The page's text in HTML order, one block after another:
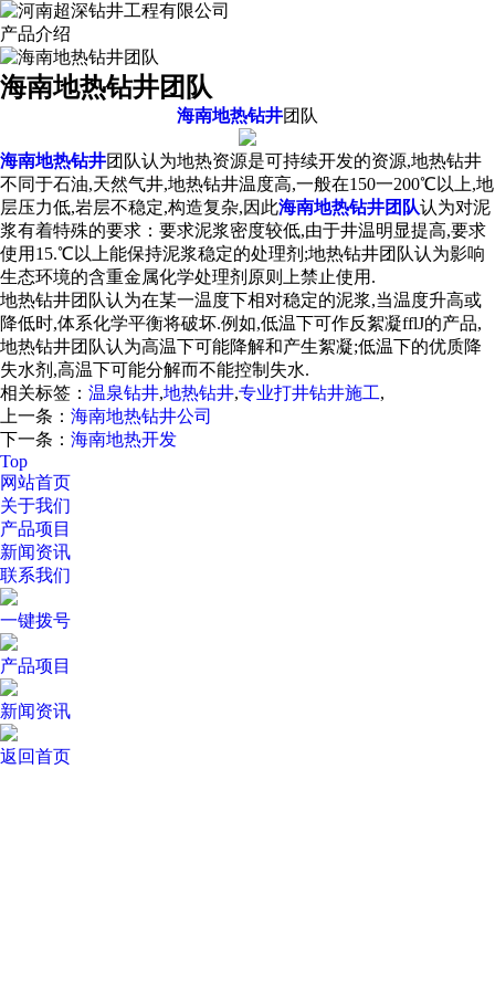
产品介绍
海南地热钻井团队
海南地热钻井团队
海南地热钻井团队认为地热资源是可持续开发的资源,地热钻井
不同于石油,天然气井,地热钻井温度高,一般在150一200℃以上,地
层压力低,岩层不稳定,构造复杂,因此海南地热钻井团队认为对泥
浆有着特殊的要求：要求泥浆密度较低,由于井温明显提高,要求
使用15.℃以上能保持泥浆稳定的处理剂;地热钻井团队认为影响
生态环境的含重金属化学处理剂原则上禁止使用.
地热钻井团队认为在某一温度下相对稳定的泥浆,当温度升高或
降低时,体系化学平衡将破坏.例如,低温下可作反絮凝fflJ的产品,
地热钻井团队认为高温下可能降解和产生絮凝;低温下的优质降
失水剂,高温下可能分解而不能控制失水.
相关标签： 温泉钻井,地热钻井,专业打井钻井施工,
上一条： 海南地热钻井公司
下一条： 海南地热开发
Top
网站首页
关于我们
产品项目
新闻资讯
联系我们
一键拨号
产品项目
新闻资讯
返回首页